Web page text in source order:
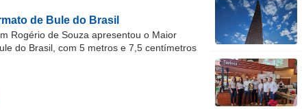
de Bule do Brasil
Rogério de Souza apresentou o Maior
do Brasil, com 5 metros e 7,5 centímetros